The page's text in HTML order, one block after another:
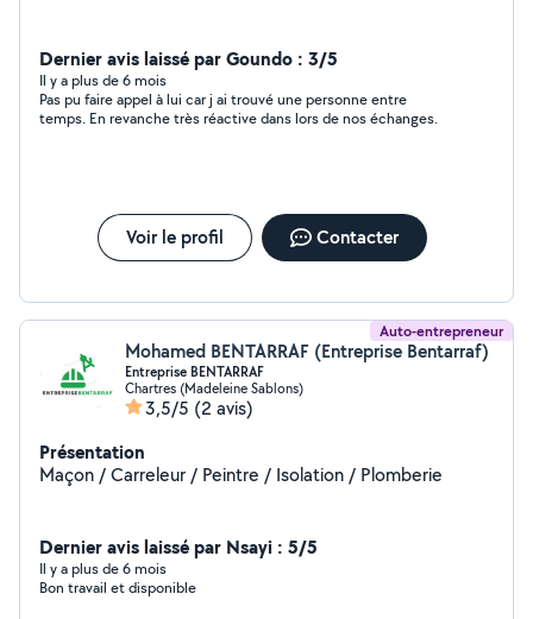
Dernier avis laissé par Goundo : 3/5
Il y a plus de 6 mois
Pas pu faire appel à lui car j ai trouvé une personne entre
temps. En revanche très réactive dans lors de nos échanges.
Voir le profil Contacter
Auto-entrepreneur
Mohamed BENTARRAF (Entreprise Bentarraf)
Entreprise BENTARRAF
Chartres (Madeleine Sablons)
3,5/5 (2 avis)
Présentation
Maçon / Carreleur / Peintre / Isolation / Plomberie
Dernier avis laissé par Nsayi : 5/5
Il y a plus de 6 mois
Bon travail et disponible